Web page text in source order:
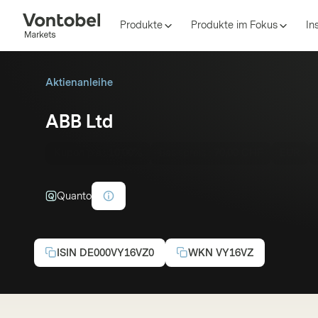
Produkte Produkte im Fokus
Aktienanleihe
ABB Ltd
Quanto
ISIN DE000VY16VZ0 WKN VY16VZ